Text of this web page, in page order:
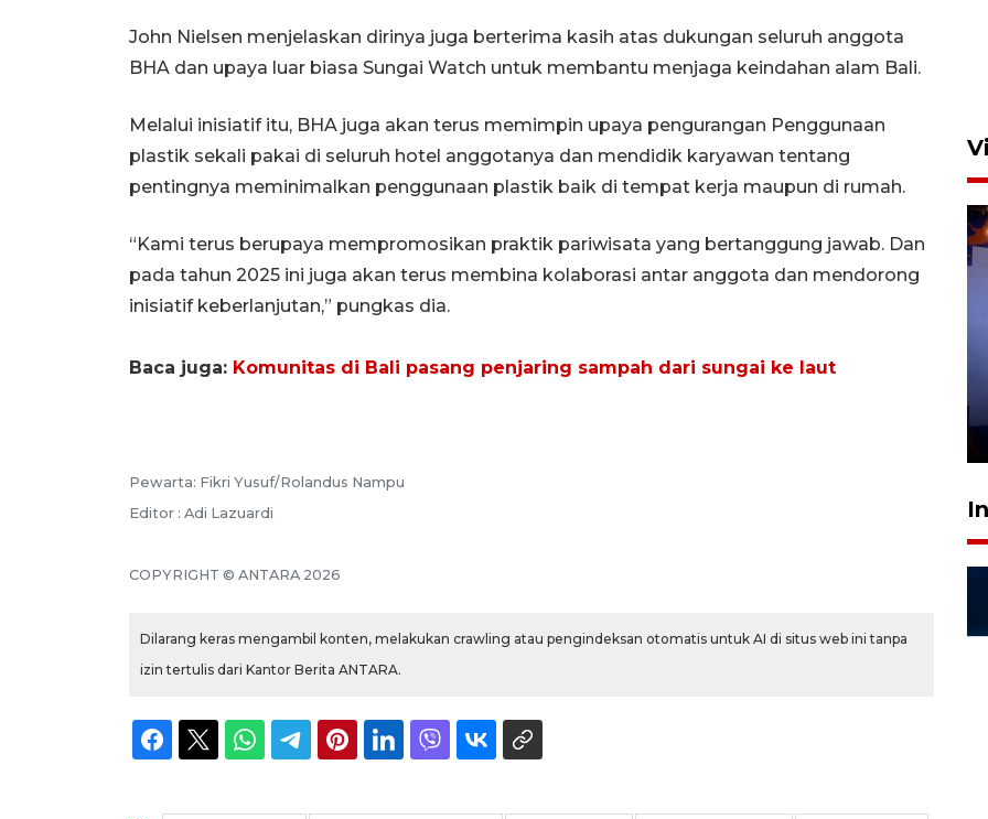
John Nielsen menjelaskan dirinya juga berterima kasih atas dukungan seluruh anggota
BHA dan upaya luar biasa Sungai Watch untuk membantu menjaga keindahan alam Bali.
Melalui inisiatif itu, BHA juga akan terus memimpin upaya pengurangan Penggunaan
plastik sekali pakai di seluruh hotel anggotanya dan mendidik karyawan tentang
pentingnya meminimalkan penggunaan plastik baik di tempat kerja maupun di rumah.
“Kami terus berupaya mempromosikan praktik pariwisata yang bertanggung jawab. Dan
pada tahun 2025 ini juga akan terus membina kolaborasi antar anggota dan mendorong
inisiatif keberlanjutan,” pungkas dia.
Baca juga: Komunitas di Bali pasang penjaring sampah dari sungai ke laut
Pewarta: Fikri Yusuf/Rolandus Nampu
Editor : Adi Lazuardi
COPYRIGHT © ANTARA 2026
Dilarang keras mengambil konten, melakukan crawling atau pengindeksan otomatis untuk AI di situs web ini tanpa
izin tertulis dari Kantor Berita ANTARA.
upacara 17 Agustus
23 jam lalu
Bea Cukai sita 19 ribu botol
miras berpita cukai palsu di